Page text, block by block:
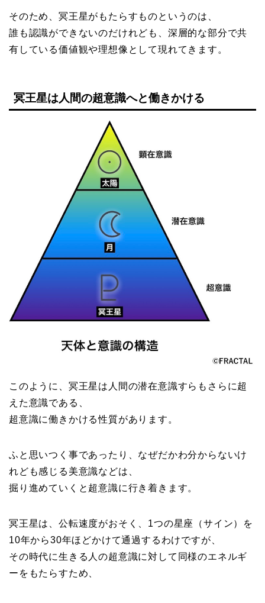
そのため、冥王星がもたらすものというのは、
誰も認識ができないのだけれども、深層的な部分で共
有している価値観や理想像として現れてきます。
冥王星は人間の超意識へと働きかける
このように、冥王星は人間の潜在意識すらもさらに超
えた意識である、
超意識に働きかける性質があります。
ふと思いつく事であったり、なぜだかわ分からないけ
れども感じる美意識などは、
掘り進めていくと超意識に行き着きます。
冥王星は、公転速度がおそく、1つの星座（サイン）を
10年から30年ほどかけて通過するわけですが、
その時代に生きる人の超意識に対して同様のエネルギ
ーをもたらすため、